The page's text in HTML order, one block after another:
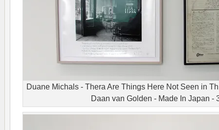
Duane Michals - Thera Are Things Here Not Seen in
Daan van Golden - Made In Japan -